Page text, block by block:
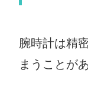
腕時計は精
まうことが